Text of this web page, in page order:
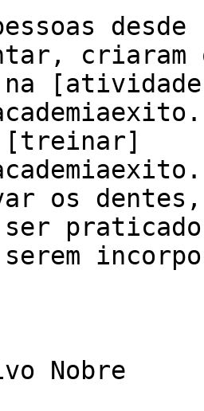
na
[treinar]
os
ser
Nobre